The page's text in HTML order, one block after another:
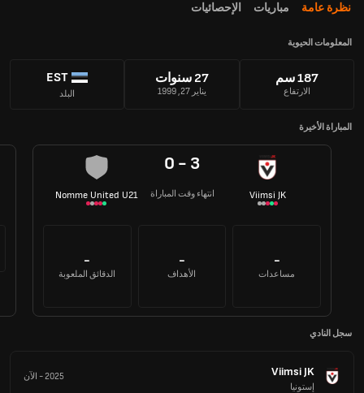
نظرة عامة مباريات الإحصائيات
المعلومات الحيوية
187 سم
الارتفاع
27 سنوات
يناير 27, 1999
EST
البلد
المباراة الأخيرة
Nomme United U21
0 - 3
انتهاء وقت المباراة Viimsi JK
-
الدقائق الملعوبة
-
الأهداف
-
مساعدات
سجل النادي
Viimsi JK
إستونيا
2025
- الآن